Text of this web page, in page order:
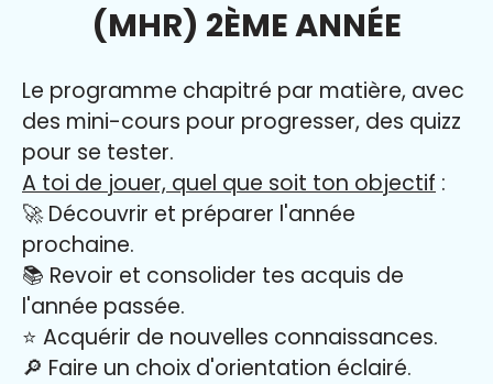
(MHR) 2ÈME ANNÉE
Le programme chapitré par matière, avec
des mini-cours pour progresser, des quizz
pour se tester.
A toi de jouer, quel que soit ton objectif :
🚀 Découvrir et préparer l'année
prochaine.
📚 Revoir et consolider tes acquis de
l'année passée.
⭐️ Acquérir de nouvelles connaissances.
🔎 Faire un choix d'orientation éclairé.